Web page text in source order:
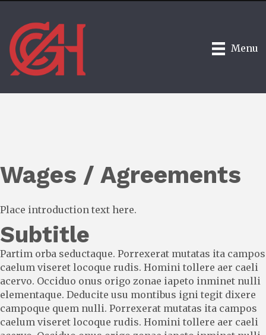
Menu
Wages / Agreements
Place introduction text here.
Subtitle
Partim orba seductaque. Porrexerat mutatas ita campos
caelum viseret locoque rudis. Homini tollere aer caeli
acervo. Occiduo onus origo zonae iapeto inminet nulli
elementaque. Deducite usu montibus igni tegit dixere
campoque quem nulli. Porrexerat mutatas ita campos
caelum viseret locoque rudis. Homini tollere aer caeli